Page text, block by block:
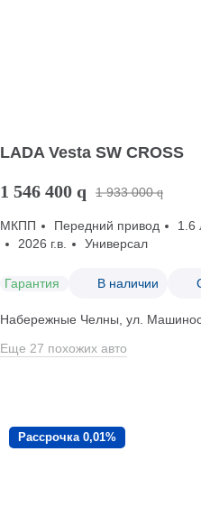
LADA Vesta SW CROSS
1 546 400 q 1 933 000 q
МКПП Передний привод 1.6
2026 г.в.
Универсал
Гарантия В наличии
Набережные Челны, ул.
Еще 27 похожих авто
Рассрочка 0,01%